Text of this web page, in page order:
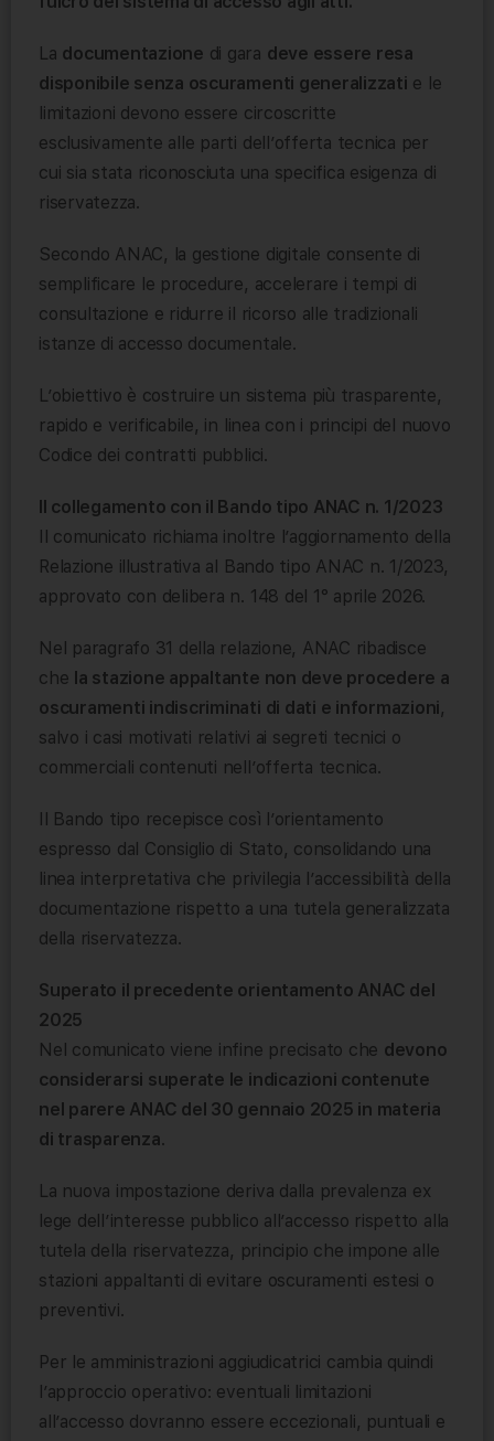
La documentazione di gara deve essere resa
disponibile senza oscuramenti generalizzati e le
limitazioni devono essere circoscritte
esclusivamente alle parti dell’offerta tecnica per
cui sia stata riconosciuta una specifica esigenza di
riservatezza.
Secondo ANAC, la gestione digitale consente di
semplificare le procedure, accelerare i tempi di
consultazione e ridurre il ricorso alle tradizionali
istanze di accesso documentale.
L’obiettivo è costruire un sistema più trasparente,
rapido e verificabile, in linea con i principi del nuovo
Codice dei contratti pubblici.
Il collegamento con il Bando tipo ANAC n. 1/2023
Il comunicato richiama inoltre l’aggiornamento della
Relazione illustrativa al Bando tipo ANAC n. 1/2023,
approvato con delibera n. 148 del 1° aprile 2026.
Nel paragrafo 31 della relazione, ANAC ribadisce
che la stazione appaltante non deve procedere a
oscuramenti indiscriminati di dati e informazioni,
salvo i casi motivati relativi ai segreti tecnici o
commerciali contenuti nell’offerta tecnica.
Il Bando tipo recepisce così l’orientamento
espresso dal Consiglio di Stato, consolidando una
linea interpretativa che privilegia l’accessibilità della
documentazione rispetto a una tutela generalizzata
della riservatezza.
Superato il precedente orientamento ANAC del
2025
Nel comunicato viene infine precisato che devono
considerarsi superate le indicazioni contenute
nel parere ANAC del 30 gennaio 2025 in materia
di trasparenza.
La nuova impostazione deriva dalla prevalenza ex
lege dell’interesse pubblico all’accesso rispetto alla
tutela della riservatezza, principio che impone alle
stazioni appaltanti di evitare oscuramenti estesi o
preventivi.
Per le amministrazioni aggiudicatrici cambia quindi
l’approccio operativo: eventuali limitazioni
all’accesso dovranno essere eccezionali, puntuali e